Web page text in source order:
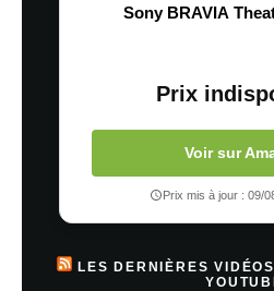
Sony BRAVIA
Prix
Voir sur
Prix mis à jour : 09/
LES DERNIÈRES